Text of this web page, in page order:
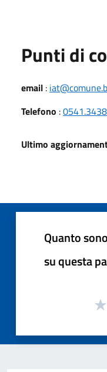
Punti di
email :
Telefono :
Ultimo
Quanto
su questa